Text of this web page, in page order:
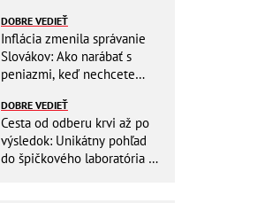
DOBRE VEDIEŤ
Inflácia zmenila správanie
Slovákov: Ako narábať s
peniazmi, keď nechcete
DOBRE VEDIEŤ
Cesta od odberu krvi až po
výsledok: Unikátny pohľad
do špičkového laboratória na